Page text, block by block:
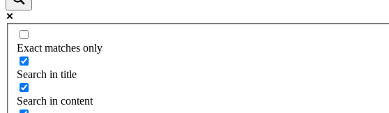
Exact matches only
Search in title
Search in content